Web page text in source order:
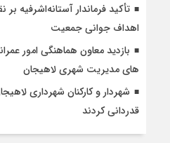
تأکید فرماندار آستانه‌اشرفیه
اهداف جوانی جمعیت
بازدید معاون هماهنگی امور
های مدیریت شهری لاهیجان
شهردار و کارکنان شهرداری
قدردانی کردند